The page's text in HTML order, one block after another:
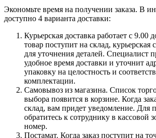
Экономьте время на получении заказа. В
доступно 4 варианта доставки:
Курьерская доставка работает с 9.00
товар поступит на склад, курьерская
для уточнения деталей. Специалист
удобное время доставки и уточнит
упаковку на целостность и
комплектации.
Самовывоз из магазина. Список
выбора появится в корзине. Когда
склад, вам придет уведомление. Для
обратитесь к сотруднику в кассовой
номер.
Постамат. Когда заказ поступит на